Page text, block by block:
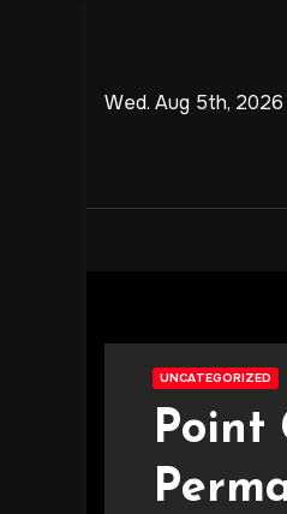
Wed. Aug 5th, 2026
UNCATEGORIZED
Point